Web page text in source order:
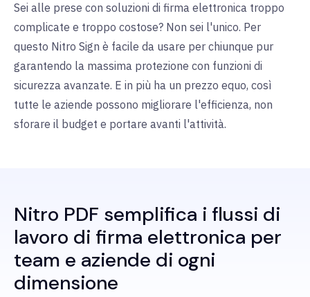
Sei alle prese con soluzioni di firma elettronica troppo
complicate e troppo costose? Non sei l'unico. Per
questo Nitro Sign è facile da usare per chiunque pur
garantendo la massima protezione con funzioni di
sicurezza avanzate. E in più ha un prezzo equo, così
tutte le aziende possono migliorare l'efficienza, non
sforare il budget e portare avanti l'attività.
Nitro PDF semplifica i flussi di
lavoro di firma elettronica per
team e aziende di ogni
dimensione